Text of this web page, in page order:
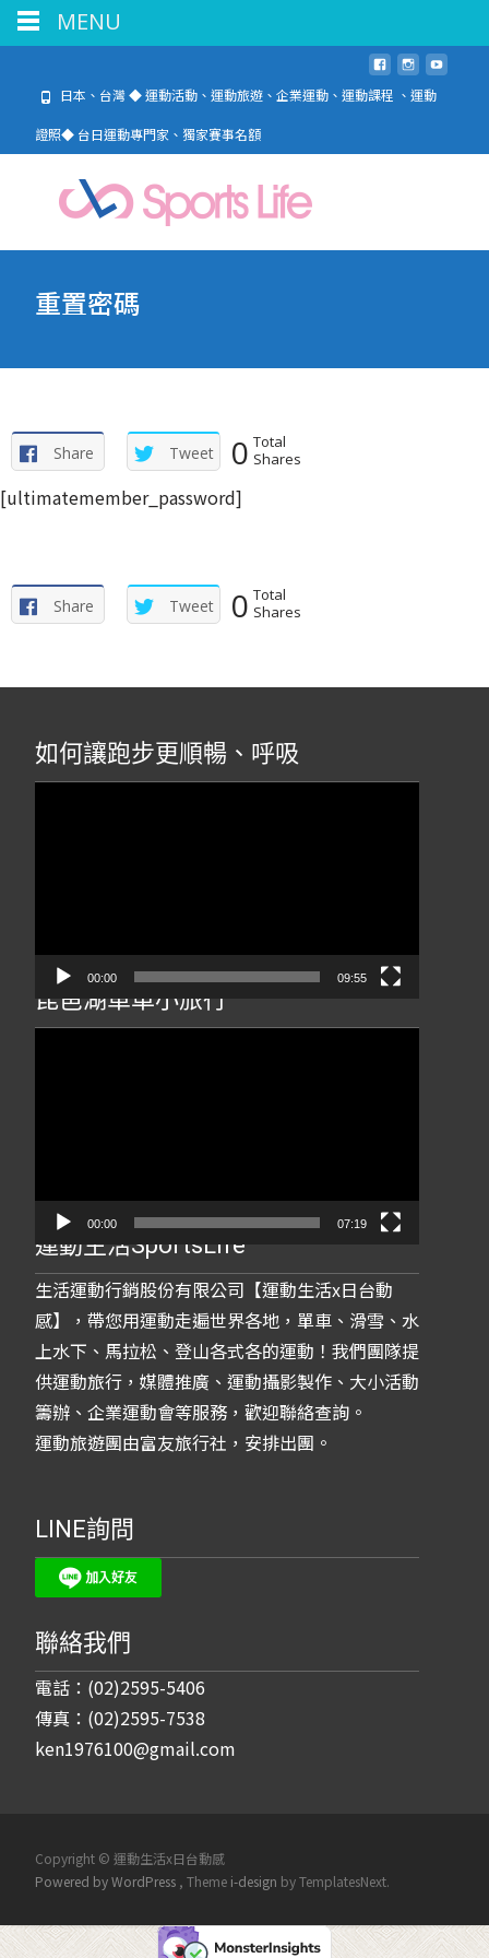
日本、台灣 ◆ 運動活動、運動旅遊、企業運動、運動課程 、運動
證照◆ 台日運動專門家、獨家賽事名額
重置密碼
Share Tweet 0 Total
Shares
[ultimatemember_password]
Share Tweet 0 Total
Shares
如何讓跑步更順暢、呼吸
00:00 09:55
琵琶湖單車小旅行
00:00 07:19
運動生活SportsLife
生活運動行銷股份有限公司【運動生活x日台動
感】，帶您用運動走遍世界各地，單車、滑雪、水
上水下、馬拉松、登山各式各的運動！我們團隊提
供運動旅行，媒體推廣、運動攝影製作、大小活動
籌辦、企業運動會等服務，歡迎聯絡查詢。
運動旅遊團由富友旅行社，安排出團。
LINE詢問
聯絡我們
電話：(02)2595-5406
傳真：(02)2595-7538
ken1976100@gmail.com
Copyright © 運動生活x日台動感
Powered by WordPress , Theme i-design by TemplatesNext.
MENU